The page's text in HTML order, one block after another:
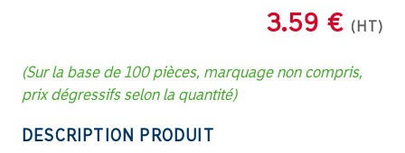
3.59 € (HT)
(Sur la base de 100 pièces, marquage non compris,
prix dégressifs selon la quantité)
DESCRIPTION PRODUIT